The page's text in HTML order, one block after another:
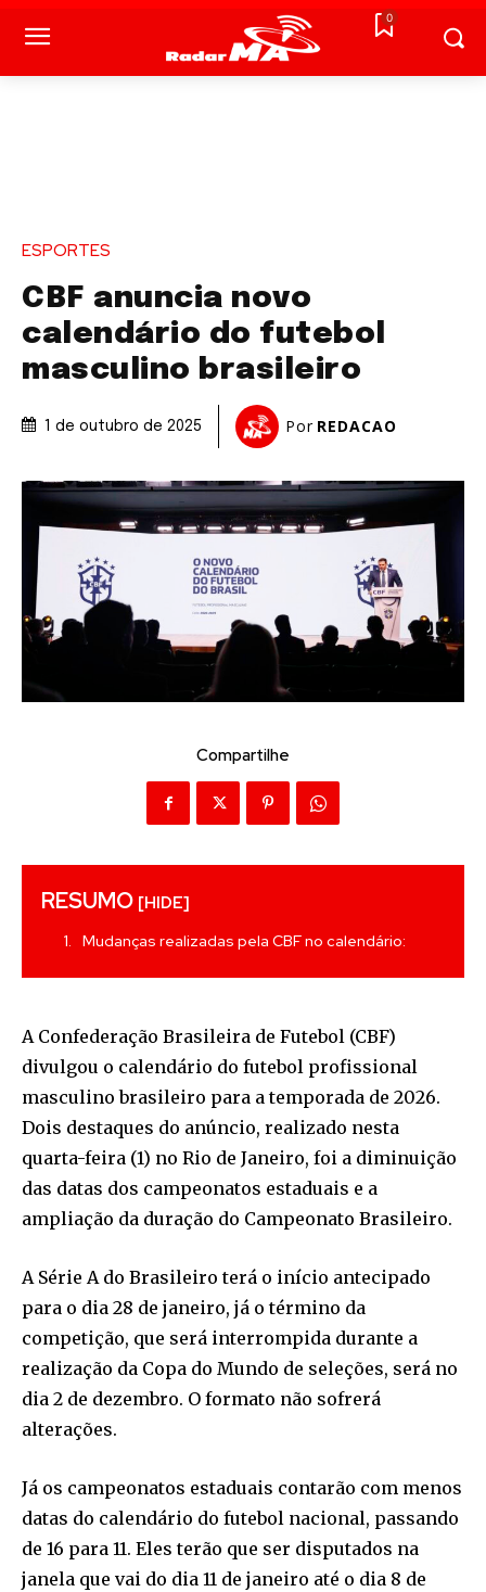
0
ESPORTES
CBF anuncia novo
calendário do futebol
masculino brasileiro
1 de outubro de 2025 Por REDACAO
Compartilhe
RESUMO [HIDE]
Mudanças realizadas pela CBF no calendário:
A Confederação Brasileira de Futebol (CBF)
divulgou o calendário do futebol profissional
masculino brasileiro para a temporada de 2026.
Dois destaques do anúncio, realizado nesta
quarta-feira (1) no Rio de Janeiro, foi a diminuição
das datas dos campeonatos estaduais e a
ampliação da duração do Campeonato Brasileiro.
A Série A do Brasileiro terá o início antecipado
para o dia 28 de janeiro, já o término da
competição, que será interrompida durante a
realização da Copa do Mundo de seleções, será no
dia 2 de dezembro. O formato não sofrerá
alterações.
Já os campeonatos estaduais contarão com menos
datas do calendário do futebol nacional, passando
de 16 para 11. Eles terão que ser disputados na
janela que vai do dia 11 de janeiro até o dia 8 de